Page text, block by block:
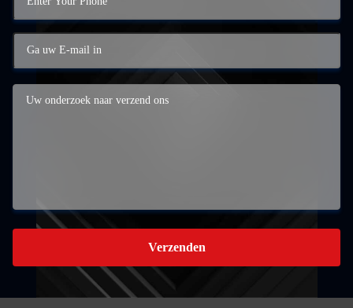
Verzenden